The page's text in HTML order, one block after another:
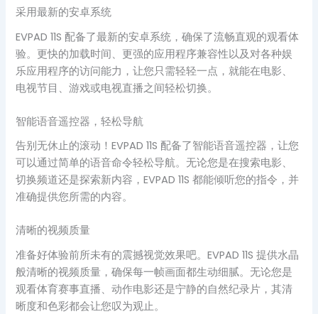
采用最新的安卓系统
EVPAD 11S 配备了最新的安卓系统，确保了流畅直观的观看体
验。更快的加载时间、更强的应用程序兼容性以及对各种娱
乐应用程序的访问能力，让您只需轻轻一点，就能在电影、
电视节目、游戏或电视直播之间轻松切换。
智能语音遥控器，轻松导航
告别无休止的滚动！EVPAD 11S 配备了智能语音遥控器，让您
可以通过简单的语音命令轻松导航。无论您是在搜索电影、
切换频道还是探索新内容，EVPAD 11S 都能倾听您的指令，并
准确提供您所需的内容。
清晰的视频质量
准备好体验前所未有的震撼视觉效果吧。EVPAD 11S 提供水晶
般清晰的视频质量，确保每一帧画面都生动细腻。无论您是
观看体育赛事直播、动作电影还是宁静的自然纪录片，其清
晰度和色彩都会让您叹为观止。